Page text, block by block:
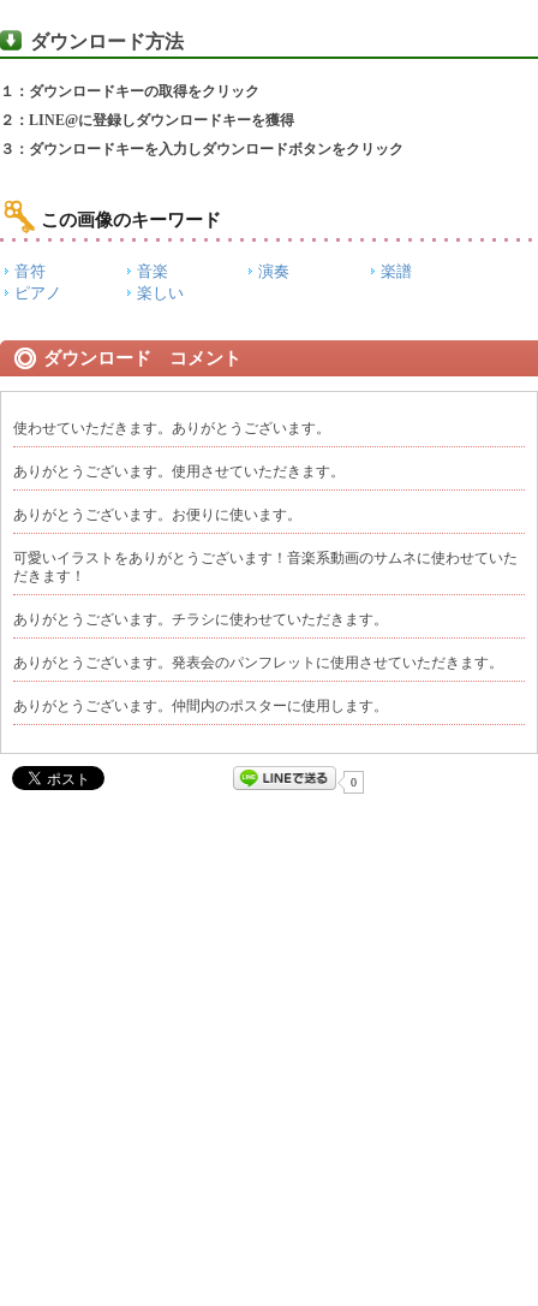
ダウンロード方法
１：ダウンロードキーの取得をクリック
２：LINE@に登録しダウンロードキーを獲得
３：ダウンロードキーを入力しダウンロードボタンをクリック
この画像のキーワード
音符 音楽 演奏
楽譜
ピアノ
楽しい
ダウンロード コメント
使わせていただきます。ありがとうございます。
ありがとうございます。使用させていただきます。
ありがとうございます。お便りに使います。
可愛いイラストをありがとうございます！音楽系動画のサムネに使わせていた
だきます！
ありがとうございます。チラシに使わせていただきます。
ありがとうございます。発表会のパンフレットに使用させていただきます。
ありがとうございます。仲間内のポスターに使用します。
0